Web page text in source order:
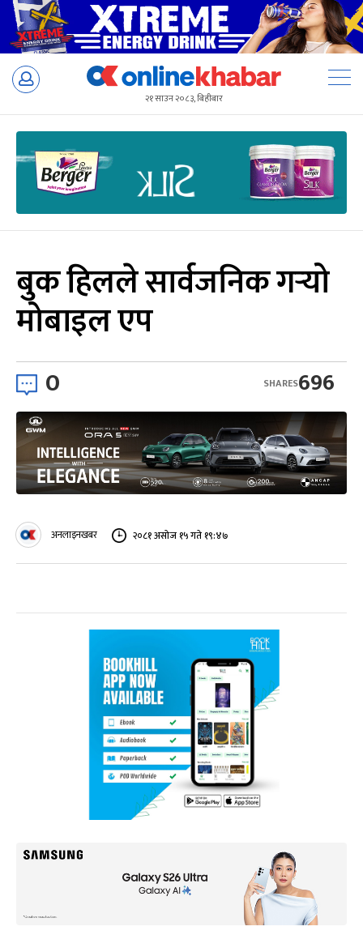
Skip
२१ साउन २०८३, बिहीबार
बुक हिलले सार्वजनिक गर्‍यो
मोबाइल एप
0 696
SHARES
अनलाइनखबर २०८१ असोज १५ गते १९:४७